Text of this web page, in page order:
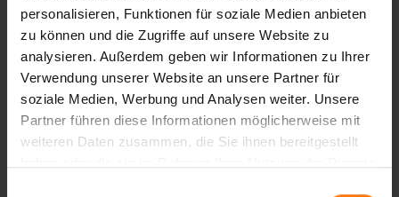
personalisieren, Funktionen für soziale Medien anbieten
zu können und die Zugriffe auf unsere Website zu
analysieren. Außerdem geben wir Informationen zu Ihrer
Verwendung unserer Website an unsere Partner für
soziale Medien, Werbung und Analysen weiter. Unsere
Partner führen diese Informationen möglicherweise mit
weiteren Daten zusammen, die Sie ihnen bereitgestellt
gloves
Summer
Sommer
bike
fahrradhandschuhe
Fahrrad
bikehandschuhe
Bikebekleidung